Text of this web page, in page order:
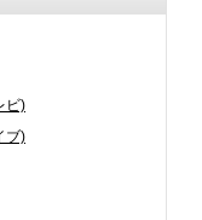
ビ)
ブ)